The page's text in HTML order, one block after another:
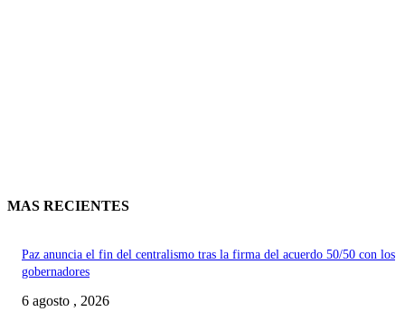
MAS RECIENTES
Paz anuncia el fin del centralismo tras la firma del acuerdo 50/50 con los
gobernadores
6 agosto , 2026